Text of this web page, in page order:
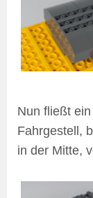
Nun fließt
Fahrgestell,
in der Mitte,